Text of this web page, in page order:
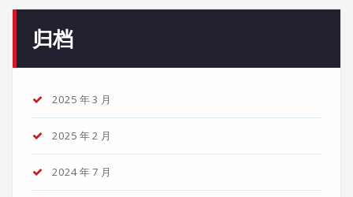
归档
2025 年 3 月
2025 年 2 月
2024 年 7 月